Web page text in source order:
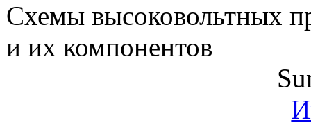
Схемы высоковольтных
и их компонентов